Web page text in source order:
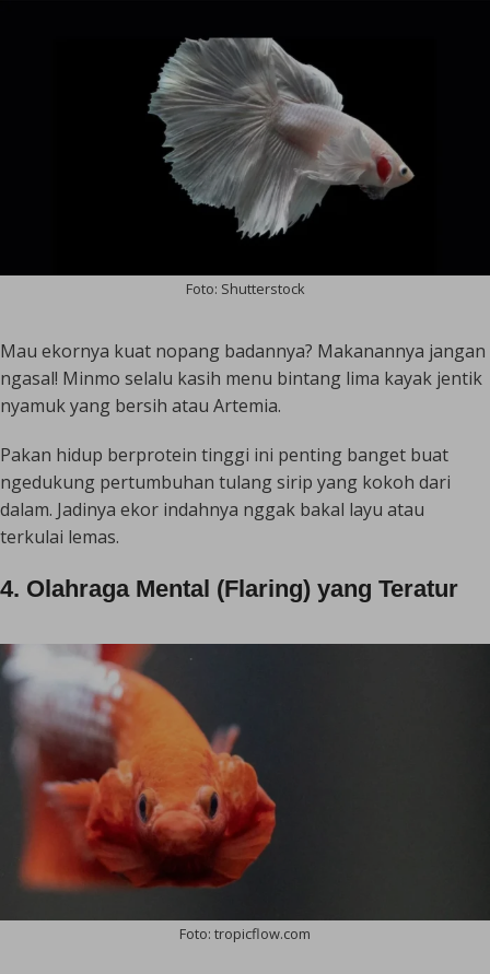
Foto: Shutterstock
Mau ekornya kuat nopang badannya? Makanannya jangan
ngasal! Minmo selalu kasih menu bintang lima kayak jentik
nyamuk yang bersih atau Artemia.
Pakan hidup berprotein tinggi ini penting banget buat
ngedukung pertumbuhan tulang sirip yang kokoh dari
dalam. Jadinya ekor indahnya nggak bakal layu atau
terkulai lemas.
4. Olahraga Mental (Flaring) yang Teratur
Foto: tropicflow.com